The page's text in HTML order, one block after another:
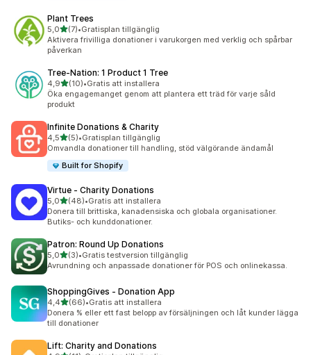
Plant Trees
5,0av 5 stjärnor
(7)
7 recensioner totalt
•Gratisplan tillgänglig
Aktivera frivilliga donationer i varukorgen med verklig och spårbar
påverkan
Tree‑Nation: 1 Product 1 Tree
4,9av 5 stjärnor
(10)
10 recensioner totalt
•Gratis att installera
Öka engagemanget genom att plantera ett träd för varje såld
produkt
Infinite Donations & Charity
4,5av 5 stjärnor
(5)
5 recensioner totalt
•Gratisplan tillgänglig
Omvandla donationer till handling, stöd välgörande ändamål
Built for Shopify
Virtue ‑ Charity Donations
5,0av 5 stjärnor
(48)
48 recensioner totalt
•Gratis att installera
Donera till brittiska, kanadensiska och globala organisationer.
Butiks- och kunddonationer.
Patron: Round Up Donations
5,0av 5 stjärnor
(3)
3 recensioner totalt
•Gratis testversion tillgänglig
Avrundning och anpassade donationer för POS och onlinekassa.
ShoppingGives ‑ Donation App
4,4av 5 stjärnor
(66)
66 recensioner totalt
•Gratis att installera
Donera % eller ett fast belopp av försäljningen och låt kunder lägga
till donationer
Lift: Charity and Donations